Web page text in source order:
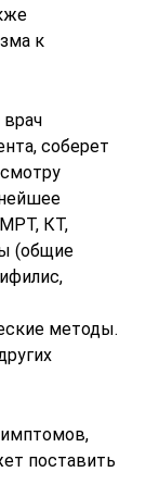
к
соберет
КТ,
(общие
методы.
поставить